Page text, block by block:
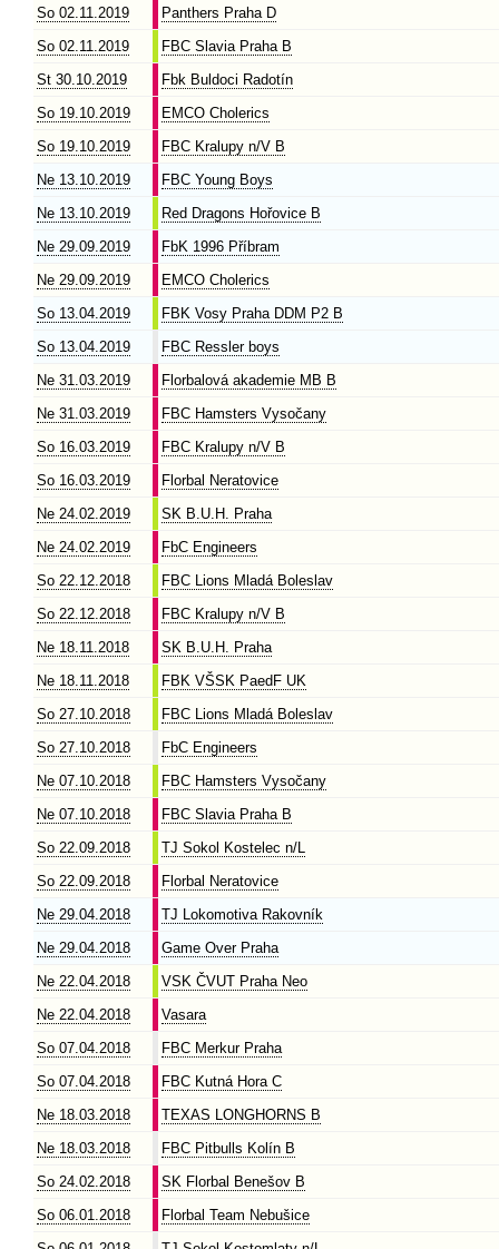
So 02.11.2019
Panthers Praha D
So 02.11.2019
FBC Slavia Praha B
St 30.10.2019
Fbk Buldoci Radotín
So 19.10.2019
EMCO Cholerics
So 19.10.2019
FBC Kralupy n/V B
Ne 13.10.2019
FBC Young Boys
Ne 13.10.2019
Red Dragons Hořovice B
Ne 29.09.2019
FbK 1996 Příbram
Ne 29.09.2019
EMCO Cholerics
So 13.04.2019
FBK Vosy Praha DDM P2 B
So 13.04.2019
FBC Ressler boys
Ne 31.03.2019
Florbalová akademie MB B
Ne 31.03.2019
FBC Hamsters Vysočany
So 16.03.2019
FBC Kralupy n/V B
So 16.03.2019
Florbal Neratovice
Ne 24.02.2019
SK B.U.H. Praha
Ne 24.02.2019
FbC Engineers
So 22.12.2018
FBC Lions Mladá Boleslav
So 22.12.2018
FBC Kralupy n/V B
Ne 18.11.2018
SK B.U.H. Praha
Ne 18.11.2018
FBK VŠSK PaedF UK
So 27.10.2018
FBC Lions Mladá Boleslav
So 27.10.2018
FbC Engineers
Ne 07.10.2018
FBC Hamsters Vysočany
Ne 07.10.2018
FBC Slavia Praha B
So 22.09.2018
TJ Sokol Kostelec n/L
So 22.09.2018
Florbal Neratovice
Ne 29.04.2018
TJ Lokomotiva Rakovník
Ne 29.04.2018
Game Over Praha
Ne 22.04.2018
VSK ČVUT Praha Neo
Ne 22.04.2018
Vasara
So 07.04.2018
FBC Merkur Praha
So 07.04.2018
FBC Kutná Hora C
Ne 18.03.2018
TEXAS LONGHORNS B
Ne 18.03.2018
FBC Pitbulls Kolín B
So 24.02.2018
SK Florbal Benešov B
So 06.01.2018
Florbal Team Nebušice